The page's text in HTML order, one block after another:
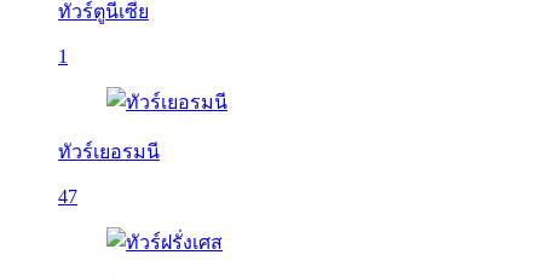
ทัวร์ตูนีเซีย
1
ทัวร์เยอรมนี
47